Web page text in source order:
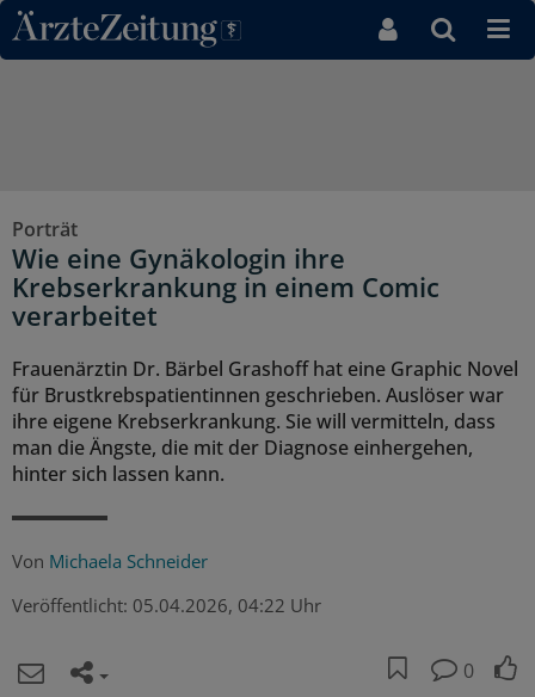
Direkt zum Inhaltsbereich
Porträt
Wie eine Gynäkologin ihre
Krebserkrankung in einem Comic
verarbeitet
Frauenärztin Dr. Bärbel Grashoff hat eine Graphic Novel
für Brustkrebspatientinnen geschrieben. Auslöser war
ihre eigene Krebserkrankung. Sie will vermitteln, dass
man die Ängste, die mit der Diagnose einhergehen,
hinter sich lassen kann.
Von Michaela Schneider
Veröffentlicht: 05.04.2026, 04:22 Uhr
0